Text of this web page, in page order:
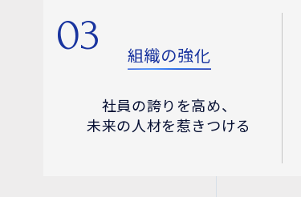
03 組織の強化
社員の誇りを高め、
未来の人材を惹きつける